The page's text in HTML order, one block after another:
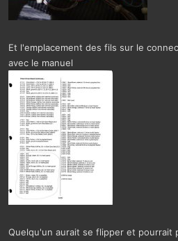
Et l'emplacement des fils sur le
avec le manuel
Quelqu'un aurait se flipper et pourrait